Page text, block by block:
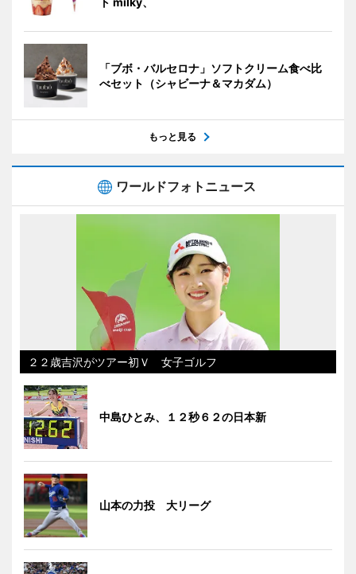
「ブボ・バルセロナ」ソフトクリーム食べ比
べセット（シャビーナ＆マカダム）
もっと見る
ワールドフォトニュース
２２歳吉沢がツアー初Ｖ 女子ゴルフ
中島ひとみ、１２秒６２の日本新
山本の力投 大リーグ